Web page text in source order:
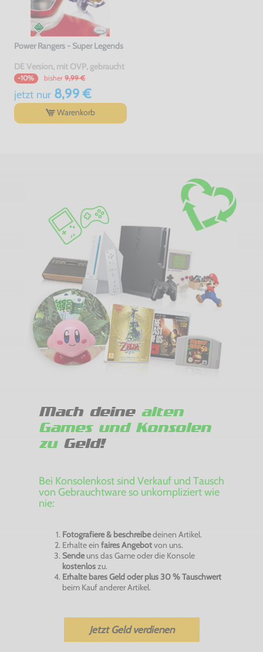
Power Rangers - Super Legends
DE Version, mit OVP, gebraucht
-10% bisher 9,99 €
jetzt nur8,99 €
Warenkorb
Mach deine alten
Games und Konsolen
zuGeld!
Bei Konsolenkost sind Verkauf und Tausch
von Gebrauchtware so unkompliziert wie
nie:
Fotografiere & beschreibedeinen Artikel.
Erhalte ein faires Angebotvon uns.
Sendeuns das Game oder die Konsole
kostenloszu.
Erhalte bares Geld oder plus 30 % Tauschwert
beim Kauf anderer Artikel.
Jetzt Geld verdienen